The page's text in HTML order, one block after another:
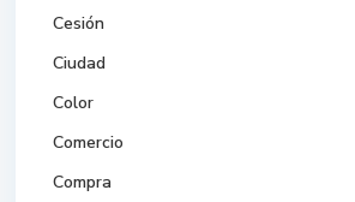
Cesión
Ciudad
Color
Comercio
Compra